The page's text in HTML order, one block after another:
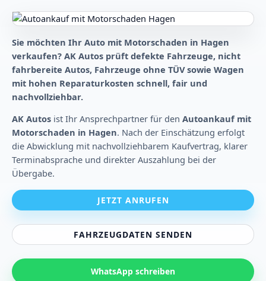
Sie möchten Ihr Auto mit Motorschaden in Hagen
verkaufen? AK Autos prüft defekte Fahrzeuge, nicht
fahrbereite Autos, Fahrzeuge ohne TÜV sowie Wagen
mit hohen Reparaturkosten schnell, fair und
nachvollziehbar.
AK Autos ist Ihr Ansprechpartner für den Autoankauf mit
Motorschaden in Hagen. Nach der Einschätzung erfolgt
die Abwicklung mit nachvollziehbarem Kaufvertrag, klarer
Terminabsprache und direkter Auszahlung bei der
Übergabe.
JETZT ANRUFEN
FAHRZEUGDATEN SENDEN
WhatsApp schreiben